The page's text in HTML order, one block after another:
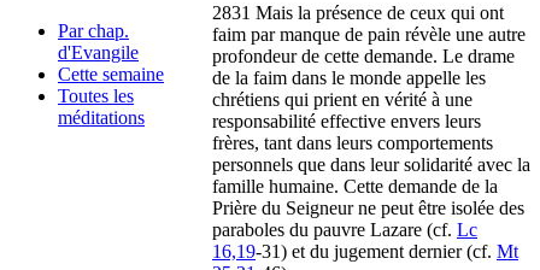
Par chap.
d'Evangile
Cette semaine
Toutes les
méditations
2831 Mais la présence de ceux qui ont
faim par manque de pain révèle une autre
profondeur de cette demande. Le drame
de la faim dans le monde appelle les
chrétiens qui prient en vérité à une
responsabilité effective envers leurs
frères, tant dans leurs comportements
personnels que dans leur solidarité avec la
famille humaine. Cette demande de la
Prière du Seigneur ne peut être isolée des
paraboles du pauvre Lazare (cf. Lc
16,19-31) et du jugement dernier (cf. Mt